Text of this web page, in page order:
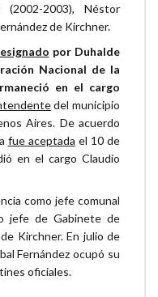
(2002-2003), Néstor
de Kirchner.
por Duhalde
Nacional de la
en el cargo
del municipio
Aires. De acuerdo
fue aceptada el 10 de
en el cargo Claudio
como jefe comunal
jefe de Gabinete de
Kirchner. En julio de
Fernández ocupó su
oficiales.